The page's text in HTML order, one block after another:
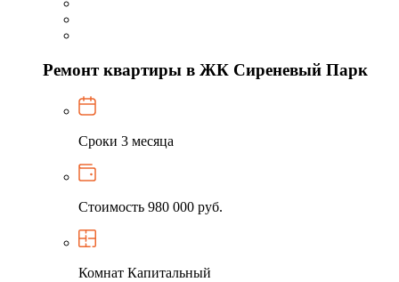
Ремонт квартиры в ЖК Сиреневый Парк
Сроки 3 месяца
Стоимость 980 000 руб.
Комнат Капитальный